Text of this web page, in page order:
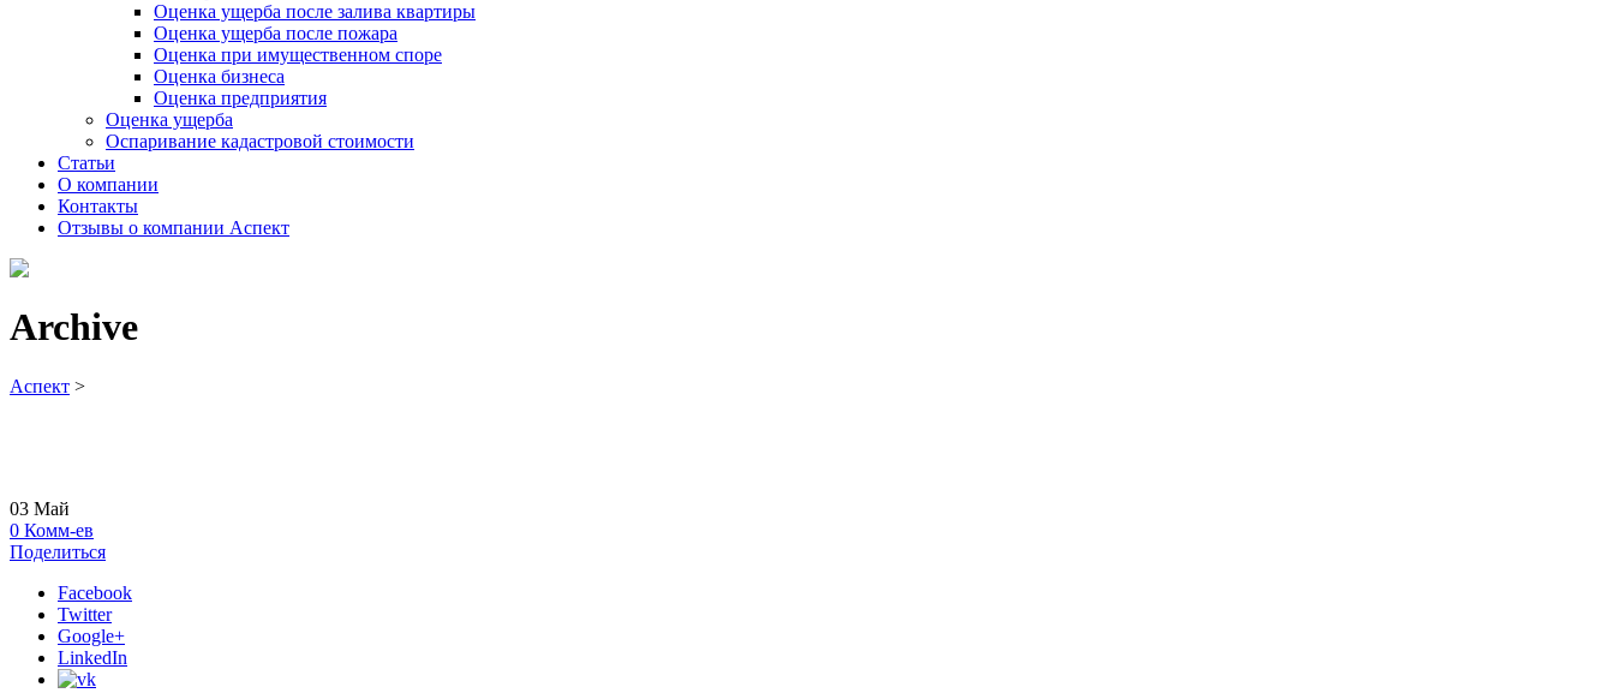
Оценка ущерба после залива квартиры
Оценка ущерба после пожара
Оценка при имущественном споре
Оценка бизнеса
Оценка предприятия
Оценка ущерба
Оспаривание кадастровой стоимости
Статьи
О компании
Контакты
Отзывы о компании Аспект
Archive
Аспект >
03 Май
0 Комм-ев
Поделиться
Facebook
Twitter
Google+
LinkedIn